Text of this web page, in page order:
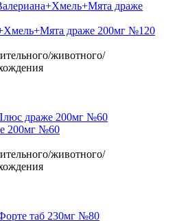
драже 200мг №120
животного/
200мг №60
животного/